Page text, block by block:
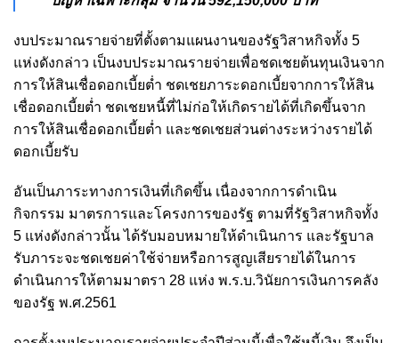
งบประมาณรายจ่ายที่ตั้งตามแผนงานของรัฐวิสาหกิจทั้ง 5
แห่งดังกล่าว เป็นงบประมาณรายจ่ายเพื่อชดเชยต้นทุนเงินจาก
การให้สินเชื่อดอกเบี้ยต่ำ ชดเชยภาระดอกเบี้ยจากการให้สิน
เชื่อดอกเบี้ยต่ำ ชดเชยหนี้ที่ไม่ก่อให้เกิดรายได้ที่เกิดขึ้นจาก
การให้สินเชื่อดอกเบี้ยต่ำ และชดเชยส่วนต่างระหว่างรายได้
ดอกเบี้ยรับ
อันเป็นภาระทางการเงินที่เกิดขึ้น เนื่องจากการดำเนิน
กิจกรรม มาตรการและโครงการของรัฐ ตามที่รัฐวิสาหกิจทั้ง
5 แห่งดังกล่าวนั้น ได้รับมอบหมายให้ดำเนินการ และรัฐบาล
รับภาระจะชดเชยค่าใช้จ่ายหรือการสูญเสียรายได้ในการ
ดำเนินการให้ตามมาตรา 28 แห่ง พ.ร.บ.วินัยการเงินการคลัง
ของรัฐ พ.ศ.2561